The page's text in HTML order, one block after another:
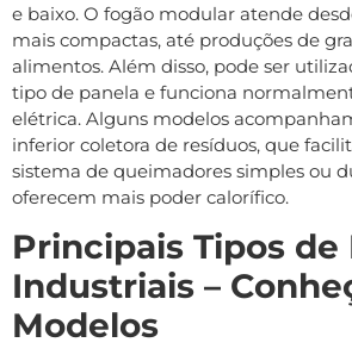
e baixo. O fogão modular atende
mais compactas, até produções de
alimentos. Além disso, pode ser
tipo de panela e funciona
elétrica. Alguns modelos
inferior coletora de resíduos, que
sistema de queimadores simples ou
oferecem mais poder calorífico.
Principais Tipos de
Industriais –
Modelos